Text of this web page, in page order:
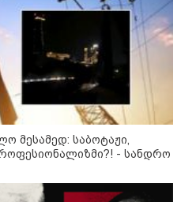
წლის წინ ჩადენილი
5-ჯერ შეცვლილი
4-ჯერ თავიდან
საქმე... მადლობა
მათ გარეშე ეს
არ დადგებოდა" - ქეთა
მესამედ: საბოტაჟი,
- სანდრო